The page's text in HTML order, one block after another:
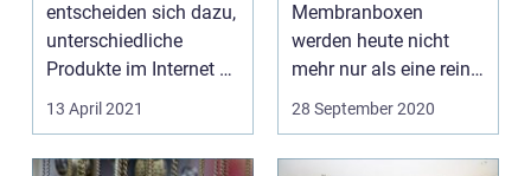
entscheiden sich dazu,
unterschiedliche
Produkte im Internet zu
bestellen und da...
13 April 2021
Membranboxen
werden heute nicht
mehr nur als eine reine
Verpackung
angesehen. Vielme...
28 September 2020